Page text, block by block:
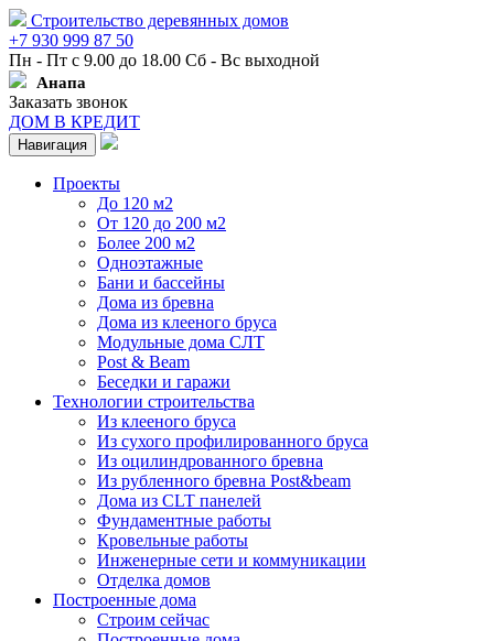
Строительство деревянных домов
+7 930 999 87 50
Пн - Пт с 9.00 до 18.00 Сб - Вс выходной
Анапа
Заказать звонок
ДОМ В КРЕДИТ
Навигация
Проекты
До 120 м2
От 120 до 200 м2
Более 200 м2
Одноэтажные
Бани и бассейны
Дома из бревна
Дома из клееного бруса
Модульные дома СЛТ
Post & Beam
Беседки и гаражи
Технологии строительства
Из клееного бруса
Из сухого профилированного бруса
Из оцилиндрованного бревна
Из рубленного бревна Post&beam
Дома из CLT панелей
Фундаментные работы
Кровельные работы
Инженерные сети и коммуникации
Отделка домов
Построенные дома
Строим сейчас